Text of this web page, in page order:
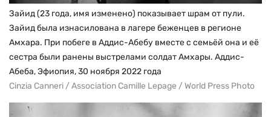
Зайид (23 года, имя изменено) показывает шрам от пули.
Зайид была изнасилована в лагере беженцев в регионе
Амхара. При побеге в Аддис-Абебу вместе с семьёй она и её
сестра были ранены выстрелами солдат Амхары. Аддис-
Абеба, Эфиопия, 30 ноября 2022 года
Cinzia Canneri / Association Camille Lepage / World Press Photo